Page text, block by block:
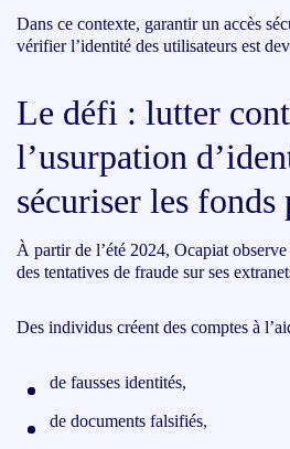
Dans ce contexte, garantir un accès
vérifier l’identité des utilisateurs est
Le défi : lutter
l’usurpation
sécuriser les fonds
À partir de l’été 2024, Ocapiat
des tentatives de fraude sur ses
Des individus créent des comptes à
de fausses identités,
de documents falsifiés,